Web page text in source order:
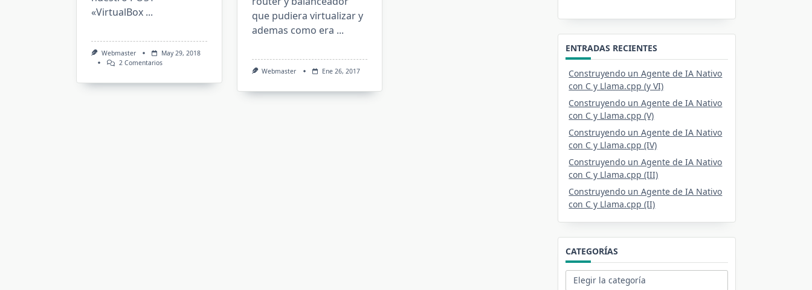
«VirtualBox ...
Webmaster
May 29, 2018
2 ComentariosEn
que pudiera virtualizar y
ademas como era ...
Webmaster Ene 26, 2017
ENTRADAS RECIENTES
Construyendo un Agente de IA Nativo
con C y Llama.cpp (y VI)
Construyendo un Agente de IA Nativo
con C y Llama.cpp (V)
Construyendo un Agente de IA Nativo
con C y Llama.cpp (IV)
Construyendo un Agente de IA Nativo
con C y Llama.cpp (III)
Construyendo un Agente de IA Nativo
con C y Llama.cpp (II)
CATEGORÍAS
Categorías